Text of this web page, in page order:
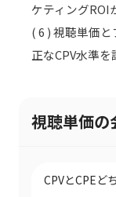
ケティングROI
( 6 ) 視聴単価
正なCPV水準を
視聴単価の
CPVとCPEど